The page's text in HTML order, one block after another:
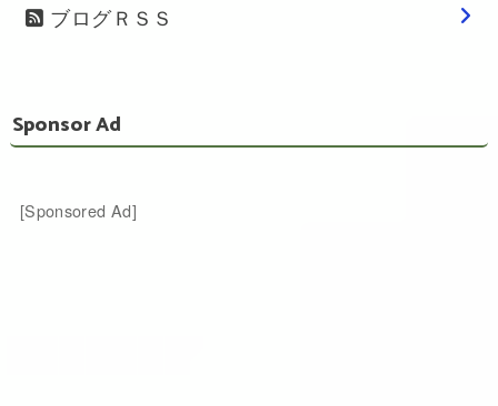
ブログＲＳＳ
Sponsor Ad
[Sponsored Ad]